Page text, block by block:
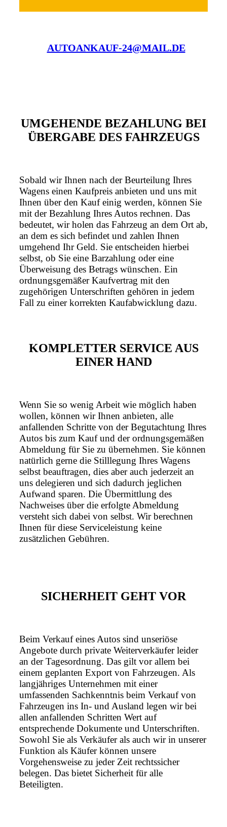
AUTOANKAUF-24@MAIL.DE
UMGEHENDE BEZAHLUNG BEI
ÜBERGABE DES FAHRZEUGS
Sobald wir Ihnen nach der Beurteilung Ihres
Wagens einen Kaufpreis anbieten und uns mit
Ihnen über den Kauf einig werden, können Sie
mit der Bezahlung Ihres Autos rechnen. Das
bedeutet, wir holen das Fahrzeug an dem Ort ab,
an dem es sich befindet und zahlen Ihnen
umgehend Ihr Geld. Sie entscheiden hierbei
selbst, ob Sie eine Barzahlung oder eine
Überweisung des Betrags wünschen. Ein
ordnungsgemäßer Kaufvertrag mit den
zugehörigen Unterschriften gehören in jedem
Fall zu einer korrekten Kaufabwicklung dazu.
KOMPLETTER SERVICE AUS
EINER HAND
Wenn Sie so wenig Arbeit wie möglich haben
wollen, können wir Ihnen anbieten, alle
anfallenden Schritte von der Begutachtung Ihres
Autos bis zum Kauf und der ordnungsgemäßen
Abmeldung für Sie zu übernehmen. Sie können
natürlich gerne die Stilllegung Ihres Wagens
selbst beauftragen, dies aber auch jederzeit an
uns delegieren und sich dadurch jeglichen
Aufwand sparen. Die Übermittlung des
Nachweises über die erfolgte Abmeldung
versteht sich dabei von selbst. Wir berechnen
Ihnen für diese Serviceleistung keine
zusätzlichen Gebühren.
SICHERHEIT GEHT VOR
Beim Verkauf eines Autos sind unseriöse
Angebote durch private Weiterverkäufer leider
an der Tagesordnung. Das gilt vor allem bei
einem geplanten Export von Fahrzeugen. Als
langjähriges Unternehmen mit einer
umfassenden Sachkenntnis beim Verkauf von
Fahrzeugen ins In- und Ausland legen wir bei
allen anfallenden Schritten Wert auf
entsprechende Dokumente und Unterschriften.
Sowohl Sie als Verkäufer als auch wir in unserer
Funktion als Käufer können unsere
Vorgehensweise zu jeder Zeit rechtssicher
belegen. Das bietet Sicherheit für alle
Beteiligten.